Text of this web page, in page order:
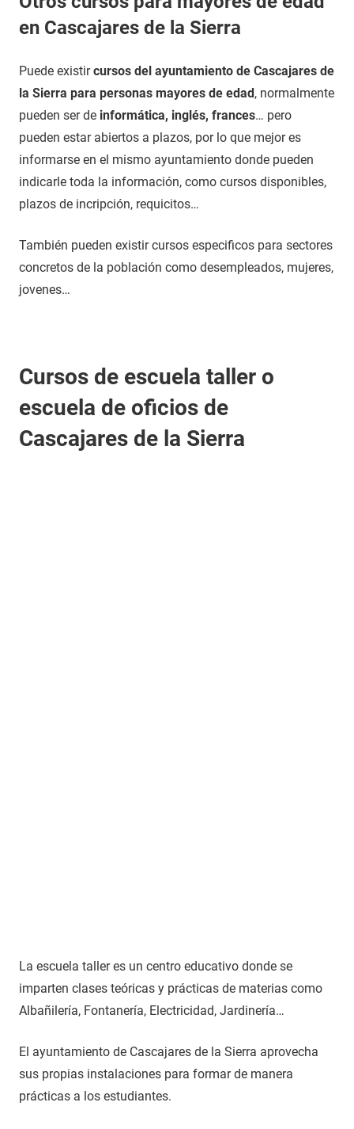
en Cascajares de la Sierra
Puede existircursos del ayuntamiento de Cascajares de
la Sierra para personas mayores de edad, normalmente
pueden ser de informática, inglés, frances… pero
pueden estar abiertos a plazos, por lo que mejor es
informarse en el mismo ayuntamiento donde pueden
indicarle toda la información, como cursos disponibles,
plazos de incripción, requicitos…
También pueden existir cursos especificos para sectores
concretos de la población como desempleados, mujeres,
jovenes…
Cursos de escuela taller o
escuela de oficios de
Cascajares de la Sierra
La escuela taller es un centro educativo donde se
imparten clases teóricas y prácticas de materias como
Albañilería, Fontanería, Electricidad, Jardinería…
El ayuntamiento de Cascajares de la Sierra aprovecha
sus propias instalaciones para formar de manera
prácticas a los estudiantes.